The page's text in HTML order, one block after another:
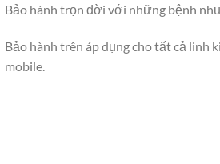
Bảo hành trọn đời với những bệnh
Bảo hành trên áp dụng cho tất cả linh
mobile.